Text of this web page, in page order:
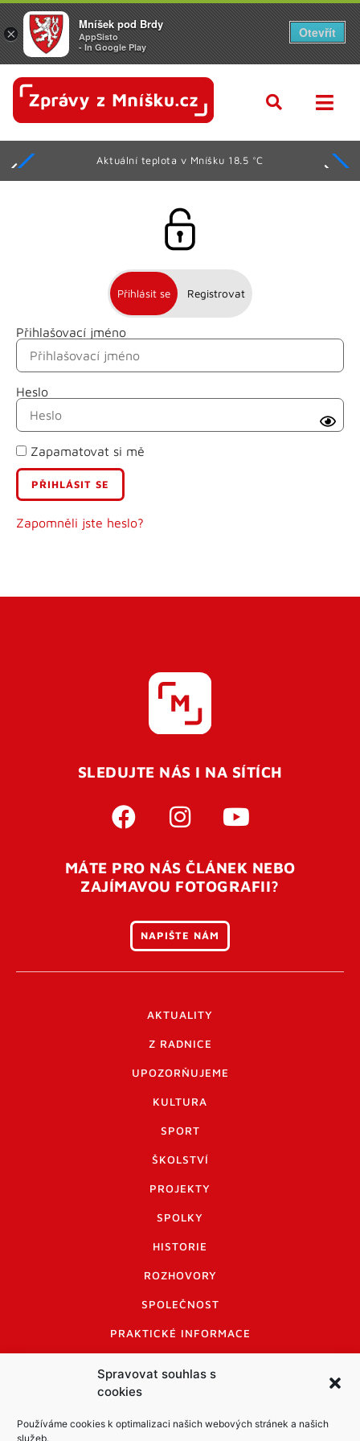
Spravovat souhlas s
cookies
Používáme cookies k optimalizaci našich webových stránek a našich
služeb.
Aktuální teplota v Mníšku 18.5 °C
Přihlásit se Registrovat
Přihlašovací jméno
Heslo
Zapamatovat si mě
Zapomněli jste heslo?
Jméno
Příjmení
E-mail
Uživatelské jméno
Pro úspěšné dokončení registrace je potřeba
vaší e-mailovouadresu. Po úspěšném odeslání
otevření tohoto odkazu se váš účet ověří a můžete se
přihlásit. Nezapomeňte zkontrolovat složku SPAM ve
SLEDUJTE NÁS I NA SÍTÍCH
MÁTE PRO NÁS ČLÁNEK NEBO
ZAJÍMAVOU FOTOGRAFII?
NAPIŠTE NÁM
AKTUALITY
Z RADNICE
UPOZORŇUJEME
KULTURA
SPORT
ŠKOLSTVÍ
PROJEKTY
SPOLKY
HISTORIE
ROZHOVORY
SPOLEČNOST
PRAKTICKÉ INFORMACE
INFORMACE A KODEX DISKUTUJÍCÍCH
LOGO A LOGO MANUÁL
×
Mníšek pod Brdy
AppSisto
- In Google Play
Otevřít